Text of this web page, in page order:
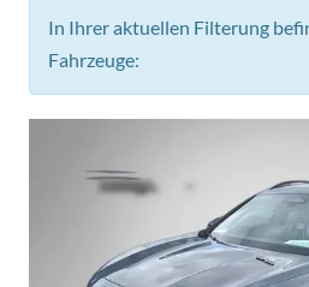
In Ihrer aktuellen Filterung
Fahrzeuge: